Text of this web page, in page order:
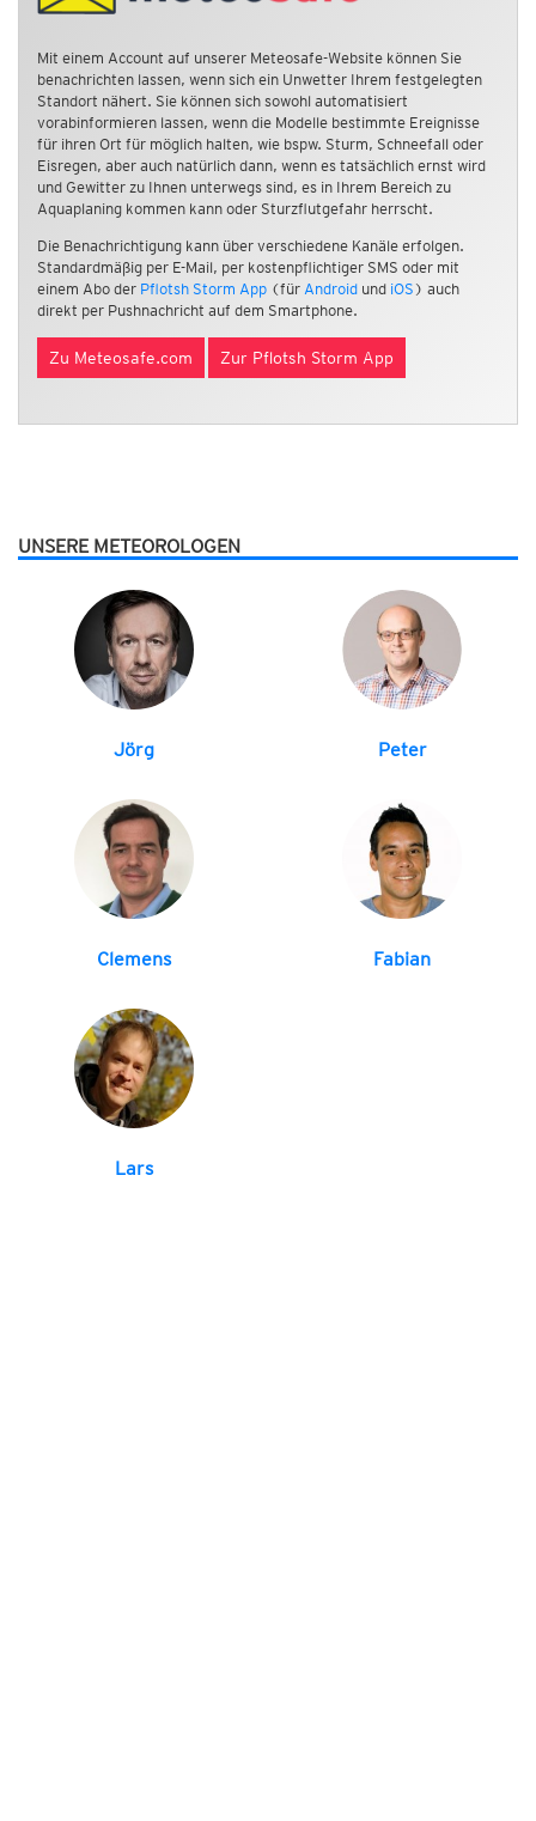
Mit einem Account auf unserer Meteosafe-Website können Sie
benachrichten lassen, wenn sich ein Unwetter Ihrem festgelegten
Standort nähert. Sie können sich sowohl automatisiert
vorabinformieren lassen, wenn die Modelle bestimmte Ereignisse
für ihren Ort für möglich halten, wie bspw. Sturm, Schneefall oder
Eisregen, aber auch natürlich dann, wenn es tatsächlich ernst wird
und Gewitter zu Ihnen unterwegs sind, es in Ihrem Bereich zu
Aquaplaning kommen kann oder Sturzflutgefahr herrscht.
Die Benachrichtigung kann über verschiedene Kanäle erfolgen.
Standardmäßig per E-Mail, per kostenpflichtiger SMS oder mit
einem Abo der Pflotsh Storm App (für Android und iOS ) auch
direkt per Pushnachricht auf dem Smartphone.
Zu Meteosafe.com Zur Pflotsh Storm App
UNSERE METEOROLOGEN
Jörg Peter
Clemens Fabian
Lars